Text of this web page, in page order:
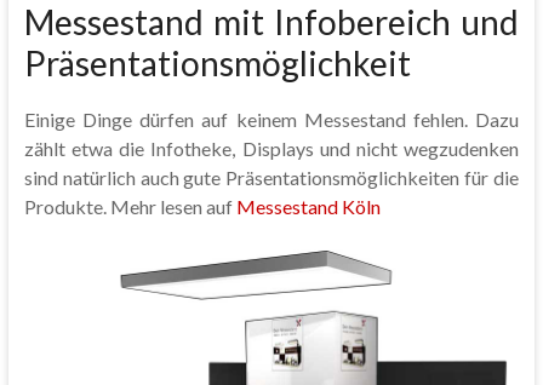
Messestand mit Infobereich und
Präsentationsmöglichkeit
Einige Dinge dürfen auf keinem Messestand fehlen. Dazu
zählt etwa die Infotheke, Displays und nicht wegzudenken
sind natürlich auch gute Präsentationsmöglichkeiten für die
Produkte. Mehr lesen auf Messestand Köln